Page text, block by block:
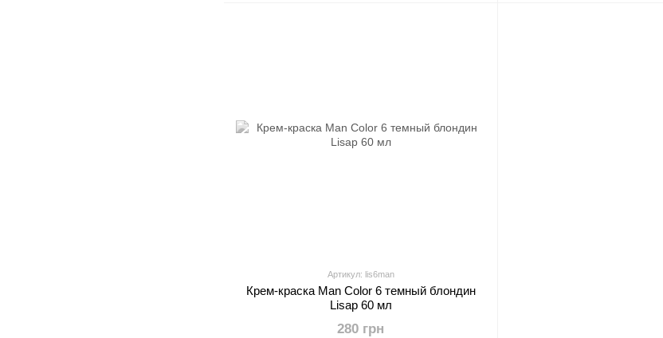
Артикул: lis6man
Крем-краска Man Color 6 темный блондин
Lisap 60 мл
280 грн